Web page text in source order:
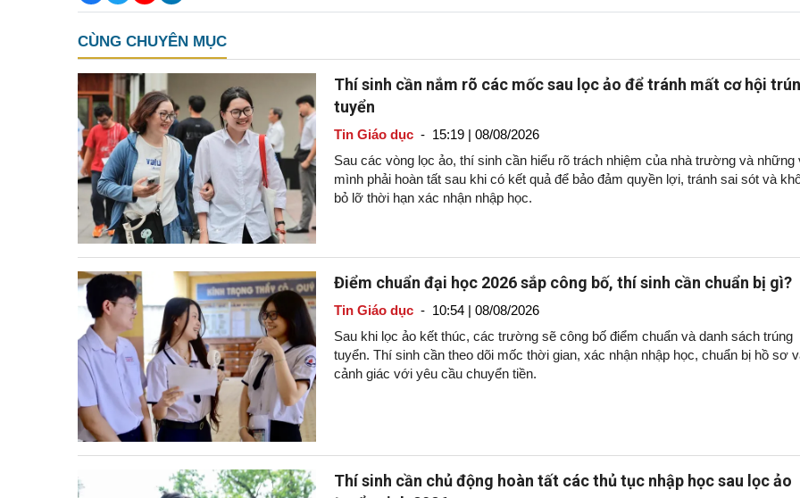
CÙNG CHUYÊN MỤC
Thí sinh cần nắm rõ các mốc sau lọc ảo để tránh mất cơ hội
tuyển
Tin Giáo dục- 15:19 | 08/08/2026
Sau các vòng lọc ảo, thí sinh cần hiểu rõ trách nhiệm của nhà trường và những
mình phải hoàn tất sau khi có kết quả để bảo đảm quyền lợi, tránh sai sót và
bỏ lỡ thời hạn xác nhận nhập học.
Điểm chuẩn đại học 2026 sắp công bố, thí sinh cần chuẩn bị gì?
Tin Giáo dục- 10:54 | 08/08/2026
Sau khi lọc ảo kết thúc, các trường sẽ công bố điểm chuẩn và danh sách trúng
tuyển. Thí sinh cần theo dõi mốc thời gian, xác nhận nhập học, chuẩn bị hồ sơ
cảnh giác với yêu cầu chuyển tiền.
Thí sinh cần chủ động hoàn tất các thủ tục nhập học sau lọc ảo